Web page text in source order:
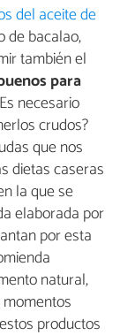
del aceite de
de bacalao,
también el
para
necesario
crudos?
que nos
dietas caseras
la que se
elaborada por
por esta
natural,
productos